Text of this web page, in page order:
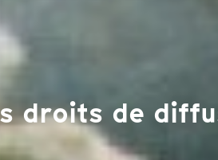
droits de